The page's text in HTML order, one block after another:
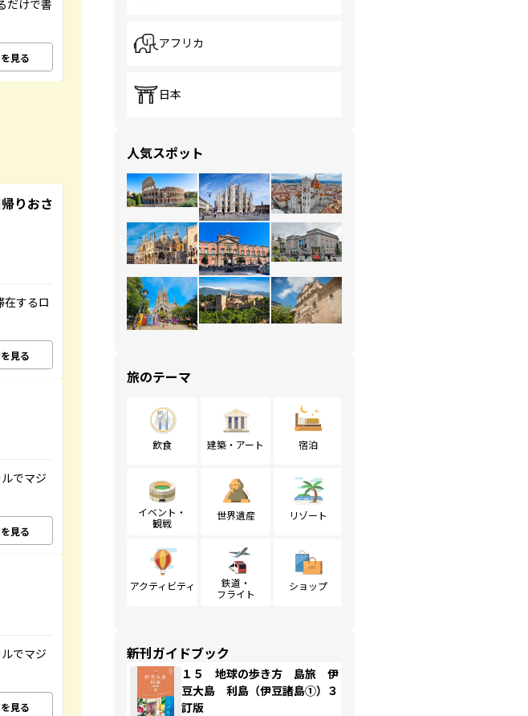
だけで書
見る
りおさ
するロ
見る
でマジ
見る
でマジ
見る
アフリカ
日本
人気スポット
旅のテーマ
飲食 建築・アート 宿泊
イベント・
観戦
世界遺産 リゾート
アクティビティ
鉄道・
フライト
ショップ
新刊ガイドブック
１５ 地球の歩き方 島旅 伊
豆大島 利島（伊豆諸島①）３
訂版